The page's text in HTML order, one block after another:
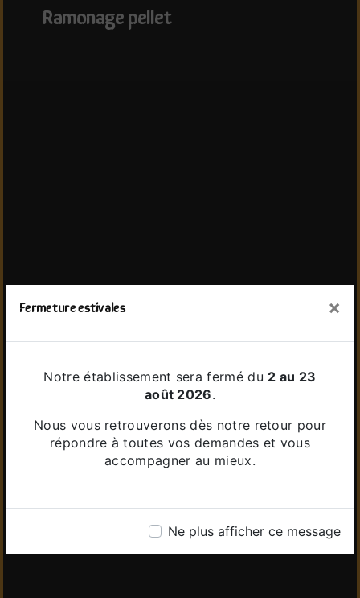
Fermeture estivales ×
Notre établissement sera fermé du 2 au 23
août 2026.
Nous vous retrouverons dès notre retour pour
répondre à toutes vos demandes et vous
accompagner au mieux.
Ne plus afficher ce message
ramonage pellet